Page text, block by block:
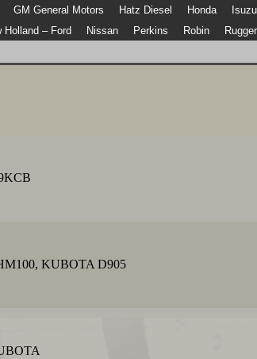
GM General Motors Hatz Diesel Honda Isuzu
Holland – Ford Nissan Perkins Robin
KUBOTA D905